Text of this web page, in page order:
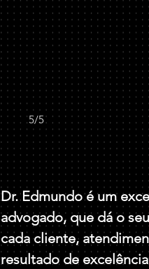
5/5
Dr. Edmundo é um
advogado, que dá o
cada cliente,
resultado de